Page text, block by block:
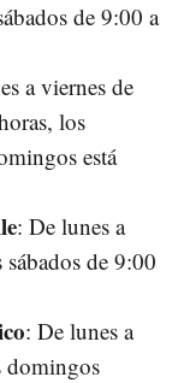
de 9:00 a
a viernes de
los
está
: De lunes a
de 9:00
: De lunes a
domingos